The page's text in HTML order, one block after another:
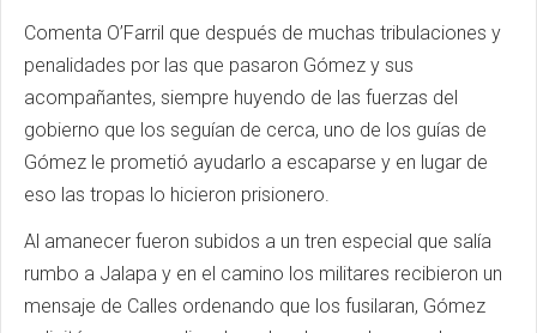
Comenta O’Farril que después de muchas tribulaciones y
penalidades por las que pasaron Gómez y sus
acompañantes, siempre huyendo de las fuerzas del
gobierno que los seguían de cerca, uno de los guías de
Gómez le prometió ayudarlo a escaparse y en lugar de
eso las tropas lo hicieron prisionero.
Al amanecer fueron subidos a un tren especial que salía
rumbo a Jalapa y en el camino los militares recibieron un
mensaje de Calles ordenando que los fusilaran, Gómez